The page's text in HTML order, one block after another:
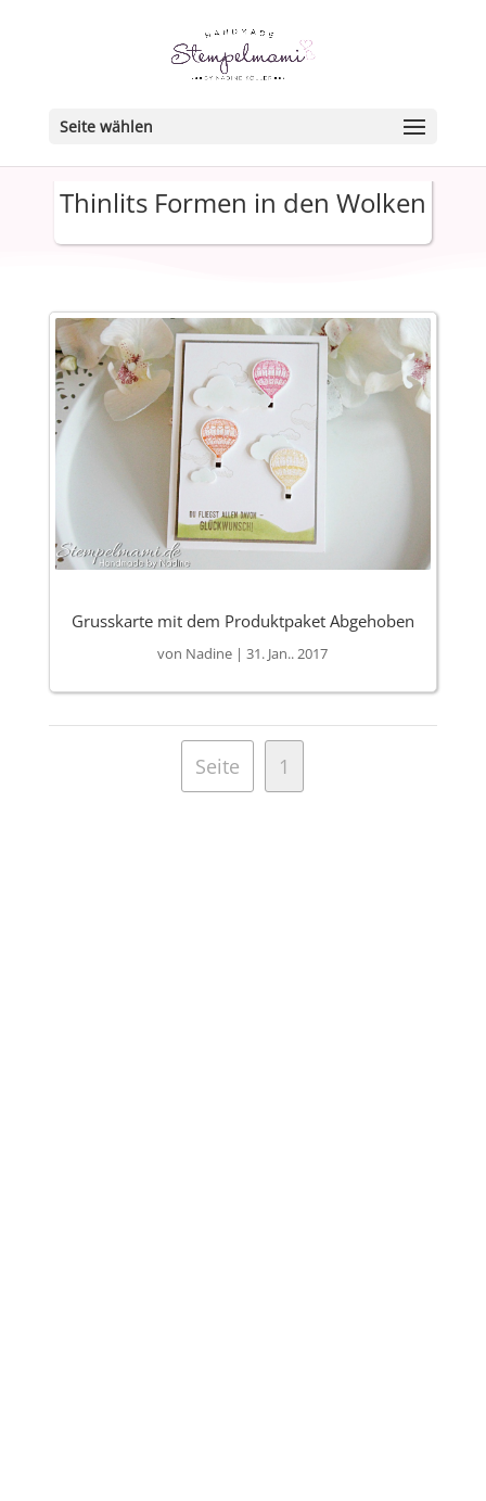
Seite wählen
Thinlits Formen in den Wolken
Grusskarte mit dem Produktpaket Abgehoben
von Nadine |31. Jan.. 2017
Seite 1